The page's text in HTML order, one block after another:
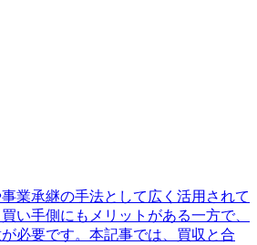
業承継の手法として広く活用されて
い手側にもメリットがある一方で、
必要です。本記事では、買収と合